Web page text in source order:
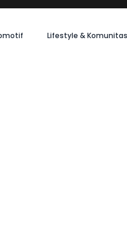
Lifestyle & Komunitas